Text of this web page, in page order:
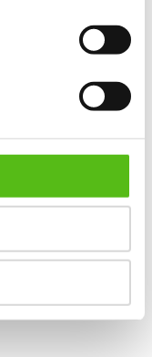
Organic. (OC). (3...
news and offers